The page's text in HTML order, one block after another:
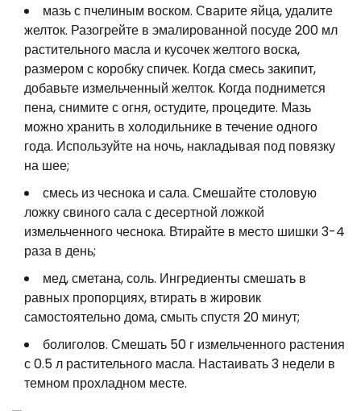
мазь с пчелиным воском. Сварите яйца, удалите
желток. Разогрейте в эмалированной посуде 200 мл
растительного масла и кусочек желтого воска,
размером с коробку спичек. Когда смесь закипит,
добавьте измельченный желток. Когда поднимется
пена, снимите с огня, остудите, процедите. Мазь
можно хранить в холодильнике в течение одного
года. Используйте на ночь, накладывая под повязку
на шее;
смесь из чеснока и сала. Смешайте столовую
ложку свиного сала с десертной ложкой
измельченного чеснока. Втирайте в место шишки 3-4
раза в день;
мед, сметана, соль. Ингредиенты смешать в
равных пропорциях, втирать в жировик
самостоятельно дома, смыть спустя 20 минут;
болиголов. Смешать 50 г измельченного растения
с 0.5 л растительного масла. Настаивать 3 недели в
темном прохладном месте.